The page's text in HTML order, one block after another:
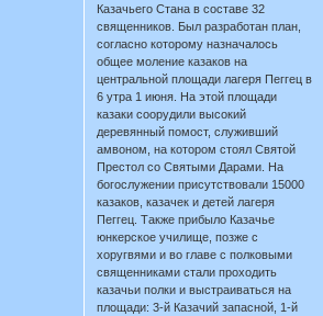
Казачьего Стана в составе 32
священников. Был разработан план,
согласно которому назначалось
общее моление казаков на
центральной площади лагеря Пеггец в
6 утра 1 июня. На этой площади
казаки соорудили высокий
деревянный помост, служивший
амвоном, на котором стоял Святой
Престол со Святыми Дарами. На
богослужении присутствовали 15000
казаков, казачек и детей лагеря
Пеггец. Также прибыло Казачье
юнкерское училище, позже с
хоругвями и во главе с полковыми
священниками стали проходить
казачьи полки и выстраиваться на
площади: 3-й Казачий запасной, 1-й